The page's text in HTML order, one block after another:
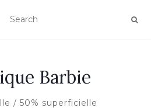
NAVIGATION
Barbie
/ 50% superficielle